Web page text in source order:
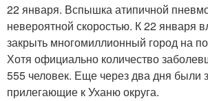
22 января. Вспышка атипичной
невероятной скоростью. К 22 января
закрыть многомиллионный город на
Хотя официально количество
555 человек. Еще через два дня были
прилегающие к Уханю округа.